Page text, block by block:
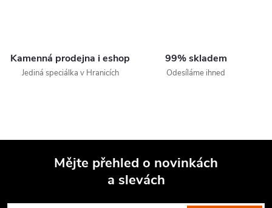
Kamenná prodejna i eshop
Jediná speciálka v Hranicích
99% skladem
Odesíláme ihned
Mějte přehled o novinkách
a slevách